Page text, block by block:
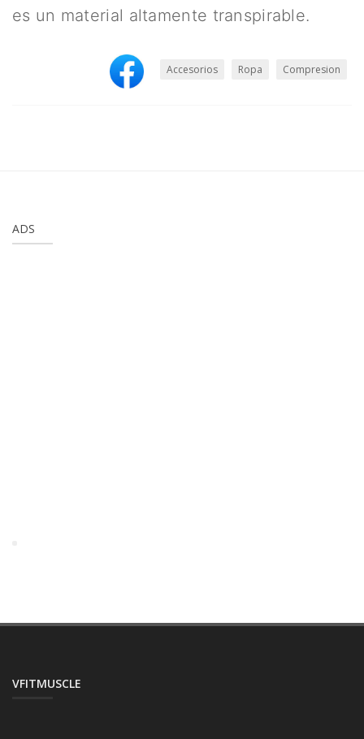
es un material altamente transpirable.
Accesorios Ropa Compresion
ADS
VFITMUSCLE